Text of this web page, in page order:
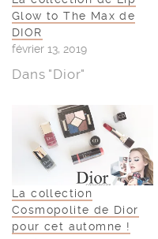
Cosmopolite de Dior
pour cet automne !
octobre 30, 2015
Dans "Dior"
BACKSTAGE